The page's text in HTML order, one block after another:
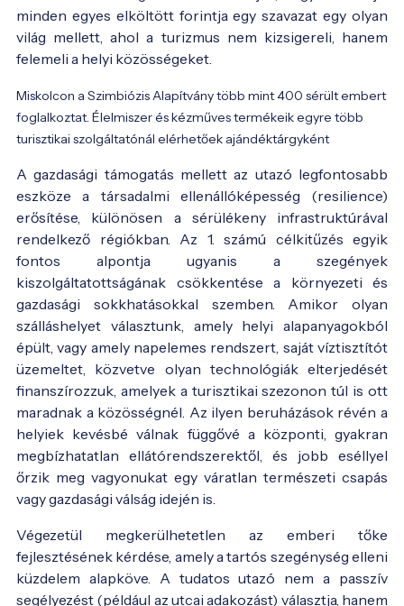
minden egyes elköltött forintja egy szavazat egy olyan
világ mellett, ahol a turizmus nem kizsigereli, hanem
felemeli a helyi közösségeket.
Miskolcon a Szimbiózis Alapítvány több mint 400 sérült embert
foglalkoztat. Élelmiszer és kézműves termékeik egyre több
turisztikai szolgáltatónál elérhetőek ajándéktárgyként
A gazdasági támogatás mellett az utazó legfontosabb
eszköze a társadalmi ellenállóképesség (resilience)
erősítése, különösen a sérülékeny infrastruktúrával
rendelkező régiókban. Az 1. számú célkitűzés egyik
fontos alpontja ugyanis a szegények
kiszolgáltatottságának csökkentése a környezeti és
gazdasági sokkhatásokkal szemben. Amikor olyan
szálláshelyet választunk, amely helyi alapanyagokból
épült, vagy amely napelemes rendszert, saját víztisztítót
üzemeltet, közvetve olyan technológiák elterjedését
finanszírozzuk, amelyek a turisztikai szezonon túl is ott
maradnak a közösségnél. Az ilyen beruházások révén a
helyiek kevésbé válnak függővé a központi, gyakran
megbízhatatlan ellátórendszerektől, és jobb eséllyel
őrzik meg vagyonukat egy váratlan természeti csapás
vagy gazdasági válság idején is.
Végezetül megkerülhetetlen az emberi tőke
fejlesztésének kérdése, amely a tartós szegénység elleni
küzdelem alapköve. A tudatos utazó nem a passzív
segélyezést (például az utcai adakozást) választja, hanem